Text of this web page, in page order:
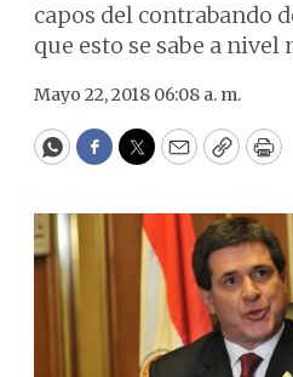
capos del contrabando
que esto se sabe a nivel
Mayo 22, 2018 06:08 a. m.
WhatsApp
Facebook
Twitter
EmailCopy